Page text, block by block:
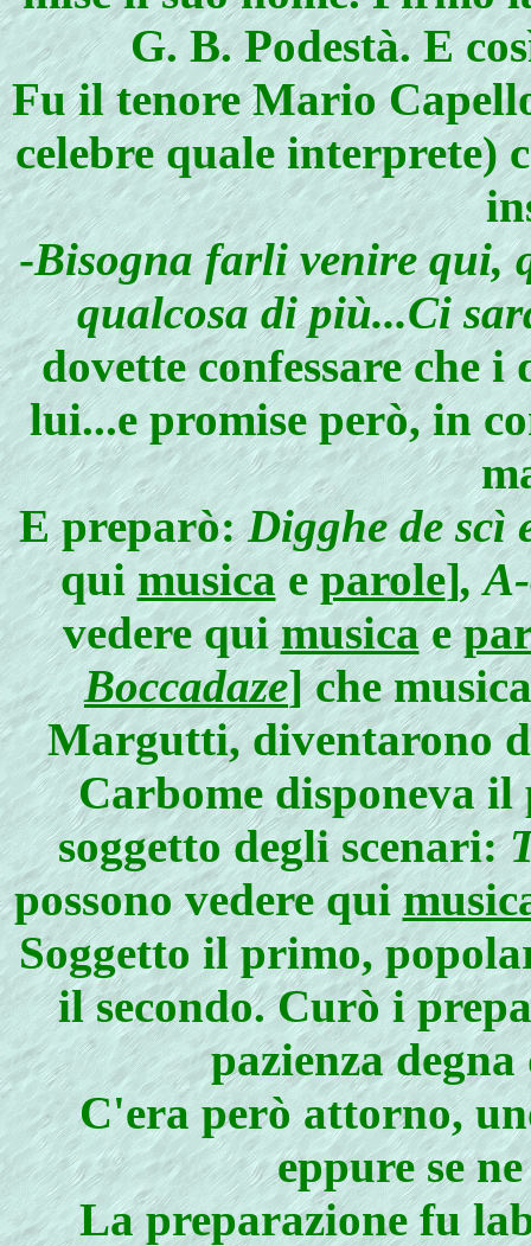
G. B. Podestà. E
Fu il tenore Mario
celebre quale interprete)
-Bisogna farli venire qui,
qualcosa di più...Ci
dovette confessare che
lui...e promise però, in
E preparò:Digghe de scì
quimusicaeparole],
vedere quimusicae
Boccadaze] che
Margutti, diventarono
Carbome disponeva
soggetto degli scenari:
possono vedere qui
Soggetto il primo,
il secondo. Curò i
pazienza
C'era però attorno,
eppure se
La preparazione fu